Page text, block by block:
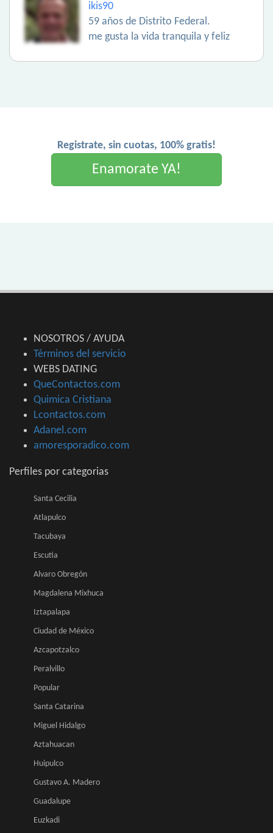
ikis90
59 años de Distrito Federal.
me gusta la vida tranquila y feliz
Registrate, sin cuotas, 100% gratis!
Enamorate YA!
NOSOTROS / AYUDA
Términos del servicio
WEBS DATING
QueContactos.com
Quimica Cristiana
Lcontactos.com
Adanel.com
amoresporadico.com
Perfiles por categorias
Santa Cecilia
Atlapulco
Tacubaya
Escutia
Alvaro Obregón
Magdalena Mixhuca
Iztapalapa
Ciudad de México
Azcapotzalco
Peralvillo
Popular
Santa Catarina
Miguel Hidalgo
Aztahuacan
Huipulco
Gustavo A. Madero
Guadalupe
Euzkadi